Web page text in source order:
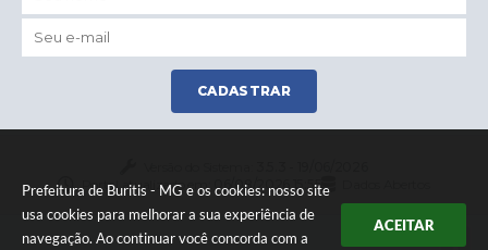
Prefeitura de Buritis - MG e os cookies: nosso site
usa cookies para melhorar a sua experiência de
navegação. Ao continuar você concorda com a
ACEITAR
CADASTRAR
Portal atualizado em: 06/08/2026 15:55